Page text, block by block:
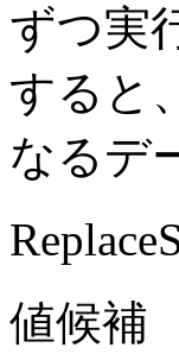
ずつ実
すると
なるデ
値候補